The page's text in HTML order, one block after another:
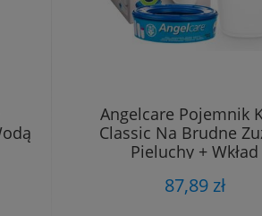
Angelcare Pojemnik
Classic Na Brudne
Pieluchy + Wkład
87,89 zł